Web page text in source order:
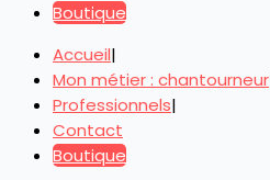
Boutique
Accueil
Mon métier : chantourneur
Professionnels
Contact
Boutique